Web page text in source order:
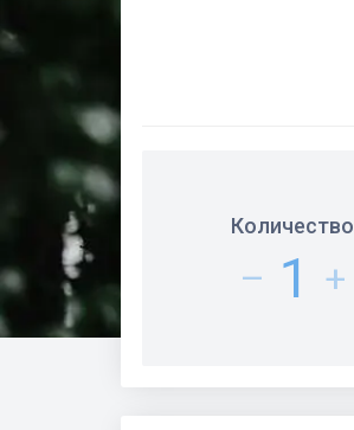
Количество
– 1 +